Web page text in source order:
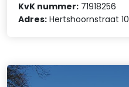
KvK nummer: 71918256
Adres: Hertshoornstraat 10